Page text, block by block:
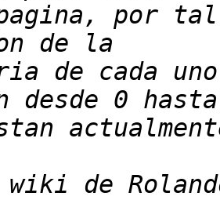
por tal
de cada
de